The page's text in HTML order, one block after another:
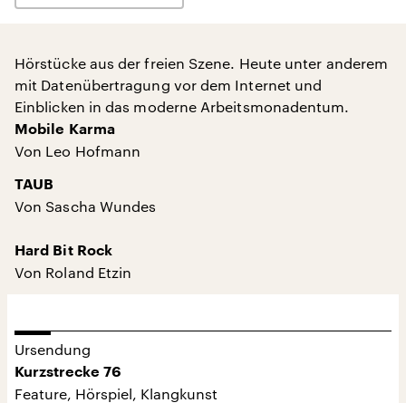
Hörstücke aus der freien Szene. Heute unter anderem
mit Datenübertragung vor dem Internet und
Einblicken in das moderne Arbeitsmonadentum.
Mobile Karma
Von Leo Hofmann
TAUB
Von Sascha Wundes
Hard Bit Rock
Von Roland Etzin
Ursendung
Kurzstrecke 76
Feature, Hörspiel, Klangkunst